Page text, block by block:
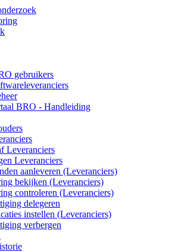
gebruikers
BRO - Handleiding
Leveranciers
Leveranciers
aanleveren (Leveranciers)
bekijken (Leveranciers)
controleren (Leveranciers)
delegeren
instellen (Leveranciers)
verbergen